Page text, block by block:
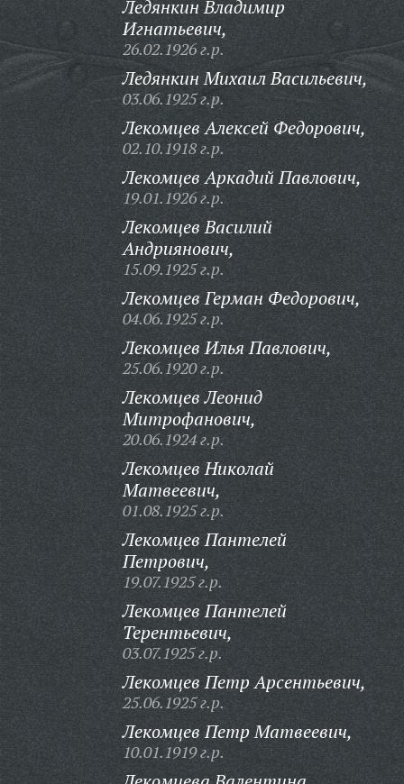
Ледянкин Владимир
Игнатьевич,
26.02.1926 г.р.
Ледянкин Михаил Васильевич,
03.06.1925 г.р.
Лекомцев Алексей Федорович,
02.10.1918 г.р.
Лекомцев Аркадий Павлович,
19.01.1926 г.р.
Лекомцев Василий
Андриянович,
15.09.1925 г.р.
Лекомцев Герман Федорович,
04.06.1925 г.р.
Лекомцев Илья Павлович,
25.06.1920 г.р.
Лекомцев Леонид
Митрофанович,
20.06.1924 г.р.
Лекомцев Николай
Матвеевич,
01.08.1925 г.р.
Лекомцев Пантелей
Петрович,
19.07.1925 г.р.
Лекомцев Пантелей
Терентьевич,
03.07.1925 г.р.
Лекомцев Петр Арсентьевич,
25.06.1925 г.р.
Лекомцев Петр Матвеевич,
10.01.1919 г.р.